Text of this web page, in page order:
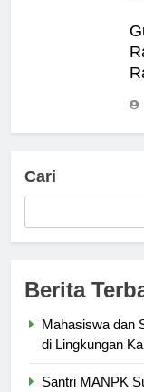
Cari
Berita
Mahasiswa dan
di Lingkungan
Santri MANPK